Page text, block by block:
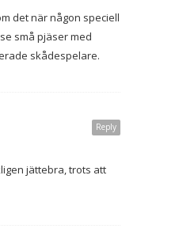
det när någon speciell
små pjäser med
skådespelare.
Reply
jättebra, trots att